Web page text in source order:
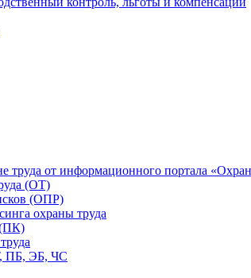
труда от информационного портала
(ОТ)
(ОПР)
охраны труда
(ПК)
ПБ, ЭБ, ЧС